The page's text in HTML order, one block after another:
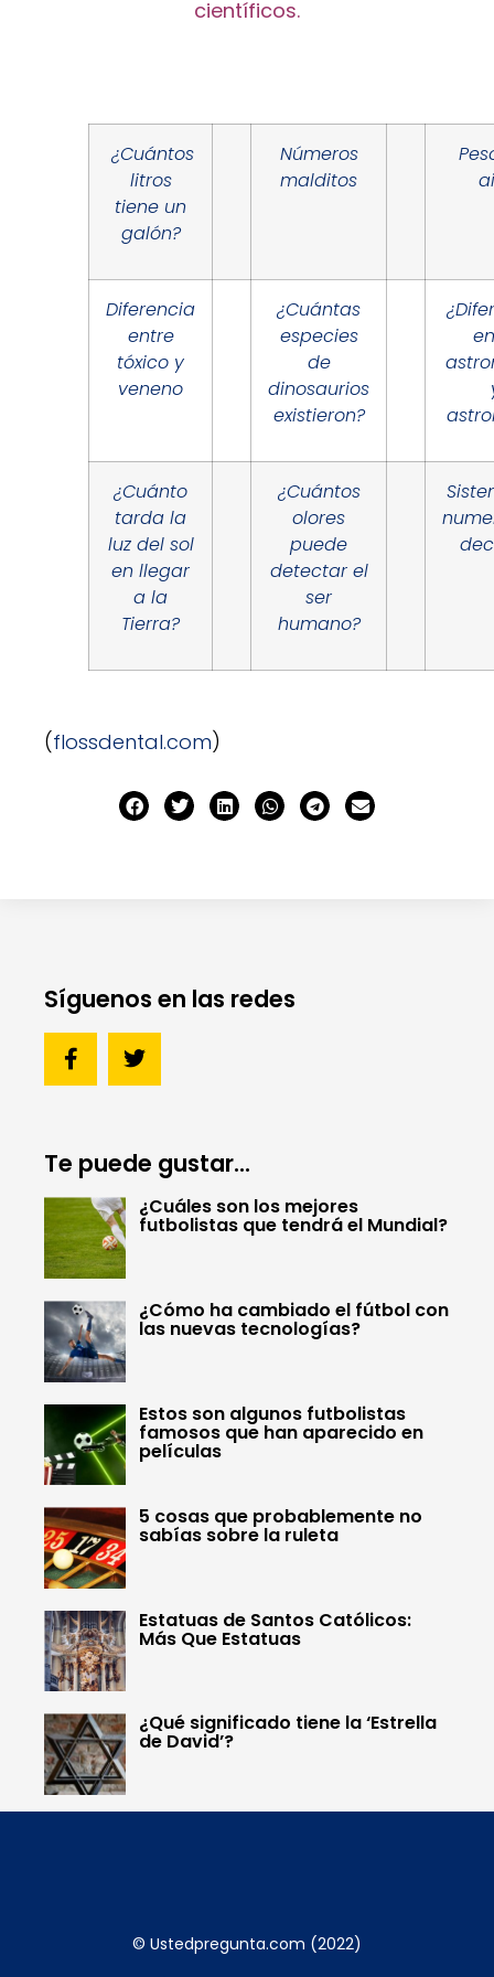
científicos.
¿Cuántos
litros
tiene un
galón?
Números
malditos
Diferencia
entre
tóxico y
veneno
¿Cuántas
especies
de
dinosaurios
existieron?
¿Cuánto
tarda la
luz del sol
en llegar
a la
Tierra?
¿Cuántos
olores
puede
detectar el
ser
humano?
(flossdental.com)
Síguenos en las redes
Te puede gustar...
¿Cuáles son los mejores
futbolistas que tendrá el Mundial?
¿Cómo ha cambiado el fútbol con
las nuevas tecnologías?
Estos son algunos futbolistas
famosos que han aparecido en
películas
5 cosas que probablemente no
sabías sobre la ruleta
Estatuas de Santos Católicos:
Más Que Estatuas
¿Qué significado tiene la ‘Estrella
de David’?
© Ustedpregunta.com (2022)